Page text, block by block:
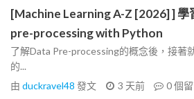
[Machine Learning A-Z [2026] ] 學
pre-processing with Python
了解Data Pre-processing的概念後，接著
的...
由 duckravel48 發文 3 天前 0個